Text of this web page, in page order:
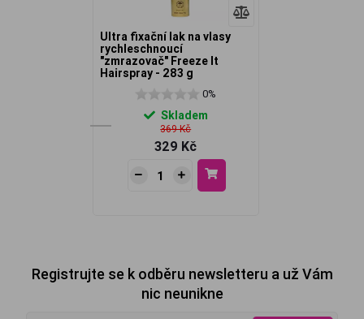
Ultra fixační lak na vlasy
rychleschnoucí
"zmrazovač" Freeze It
Hairspray - 283 g
0%
Skladem
369 Kč
329 Kč
Registrujte se k odběru newsletteru a už Vám
nic neunikne